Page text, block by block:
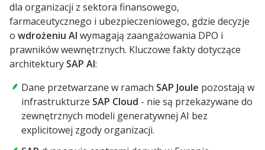
dla organizacji z sektora finansowego,
farmaceutycznego i ubezpieczeniowego, gdzie decyzje
o wdrożeniu AI wymagają zaangażowania DPO i
prawników wewnętrznych. Kluczowe fakty dotyczące
architektury SAP AI:
Dane przetwarzane w ramach SAP Joule pozostają w
infrastrukturze SAP Cloud - nie są przekazywane do
zewnętrznych modeli generatywnej AI bez
explicitowej zgody organizacji.